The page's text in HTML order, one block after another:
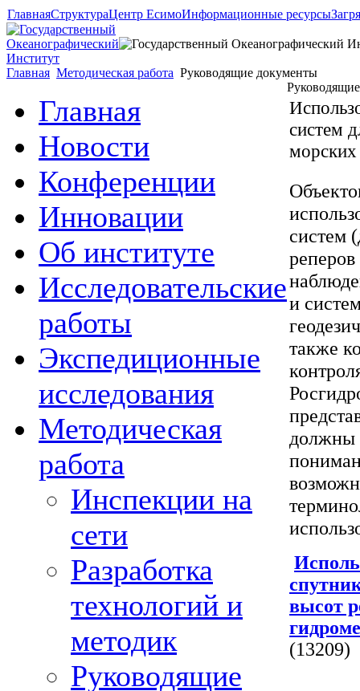
ГлавнаяСтруктураЦентр ЕсимоИнформационные ресурсы
Главная Методическая работа Руководящие документы
Главная
Новости
Конференции
Инновации
Об институте
Исследовательские
работы
Экспедиционные
исследования
Методическая
работа
Инспекции на
сети
Разработка
технологий и
методик
Руководящие
систем
систем
и
также
должны
высот
(13209)